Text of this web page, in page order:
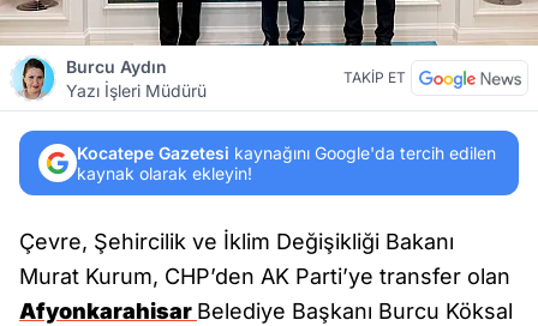
Burcu Aydın
Yazı İşleri Müdürü
TAKİP ET
Kocatepe Gazetesi kaynağını Google'da tercih edilen
kaynak olarak ekleyin!
Çevre, Şehircilik ve İklim Değişikliği Bakanı
Murat Kurum, CHP’den AK Parti’ye transfer olan
Afyonkarahisar Belediye Başkanı Burcu Köksal